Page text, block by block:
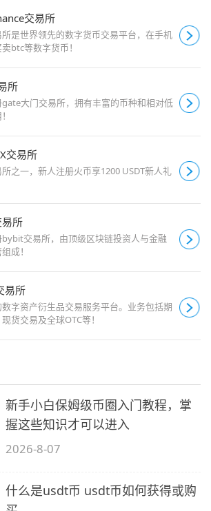
交易所
是世界领先的数字货币交易平台，在手机
卖btc等数字货币！
所
大门交易所，拥有丰富的币种和相对低
交易所
之一，新人注册火币享1200 USDT新人礼
所
交易所，由顶级区块链投资人与金融
成！
易所
字资产衍生品交易服务平台。业务包括期
货交易及全球OTC等！
新手小白保姆级币圈入门教程，掌
握这些知识才可以进入
2026-8-07
什么是usdt币 usdt币如何获得或购